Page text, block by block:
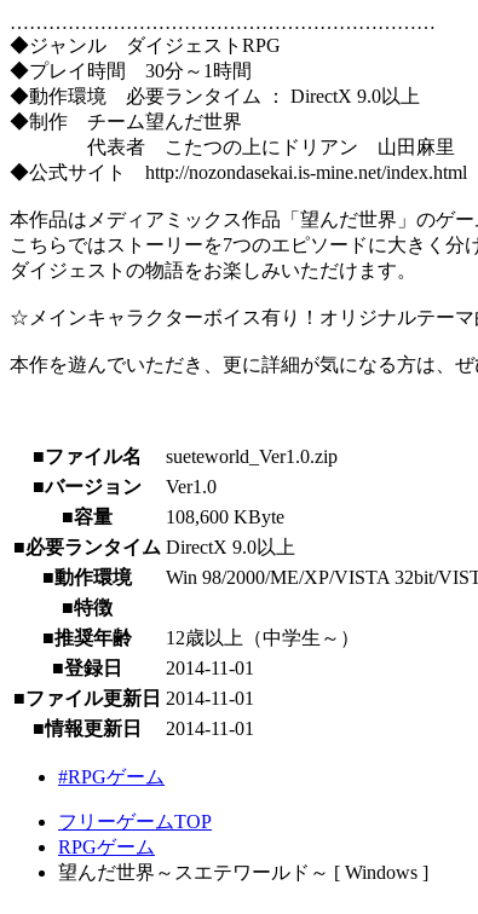
…………………………………………………………
◆ジャンル ダイジェストRPG
◆プレイ時間 30分～1時間
◆動作環境 必要ランタイム ： DirectX 9.0以上
◆制作 チーム望んだ世界
代表者 こたつの上にドリアン 山田麻里
◆公式サイト http://nozondasekai.is-mine.net/index.html
本作品はメディアミックス作品「望んだ世界」のゲー
こちらではストーリーを7つのエピソードに大きく分
ダイジェストの物語をお楽しみいただけます。
☆メインキャラクターボイス有り！オリジナルテーマ
本作を遊んでいただき、更に詳細が気になる方は、
■ファイル名
sueteworld_Ver1.0.zip
■バージョン
Ver1.0
■容量
108,600 KByte
■必要ランタイム DirectX 9.0以上
■動作環境
Win 98/2000/ME/XP/VISTA 32bit/
■特徴
■推奨年齢
12歳以上（中学生～）
■登録日
2014-11-01
■ファイル更新日 2014-11-01
■情報更新日
2014-11-01
#RPGゲーム
フリーゲームTOP
RPGゲーム
望んだ世界～スエテワールド～ [ Windows ]